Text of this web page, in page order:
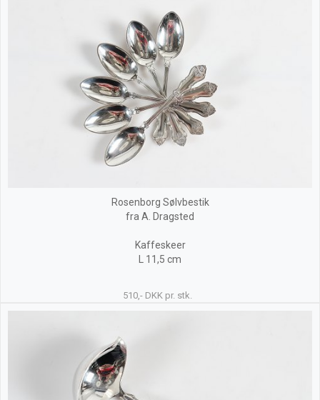
Rosenborg Sølvbestik
fra A. Dragsted
Kaffeskeer
L 11,5 cm
510,- DKK pr. stk.